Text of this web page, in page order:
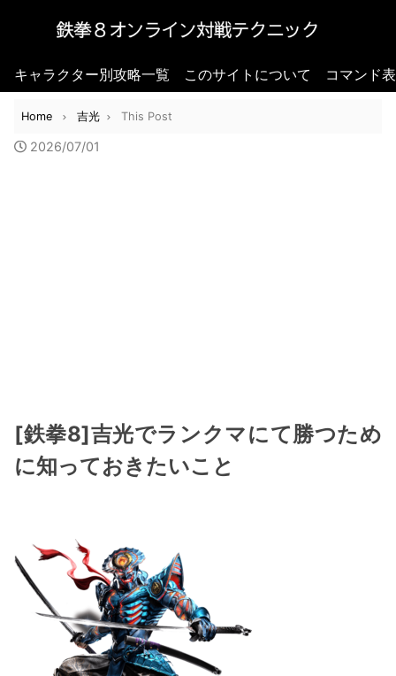
キャラクター別攻略一覧 このサイトについて コマンド
Home 吉光 This Post
2026/07/01
[鉄拳8]吉光でランクマにて勝つため
に知っておきたいこと